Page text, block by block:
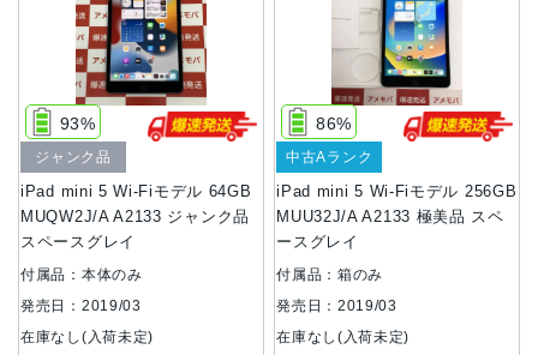
iPad mini 5 Wi-Fiモデル 64GB
MUQW2J/A A2133 ジャンク品
スペースグレイ
93%
ジャンク品
付属品：本体のみ
発売日：2019/03
在庫なし(入荷未定)
iPad mini 5 Wi-Fiモデル 256GB
MUU32J/A A2133 極美品 スペ
ースグレイ
86%
中古Aランク
付属品：箱のみ
発売日：2019/03
在庫なし(入荷未定)